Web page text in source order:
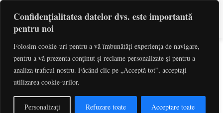
Confidențialitatea datelor dvs. este importantă
pentru noi
Folosim cookie-uri pentru a vă îmbunătăți experiența de navigare,
pentru a vă prezenta conținut și reclame personalizate și pentru a
analiza traficul nostru. Făcând clic pe „Acceptă tot”, acceptați
utilizarea cookie-urilor.
Personalizați Refuzare toate Acceptare toate
Etichetă: Impozit Pentru Hoteluri
Impozitul specific industriei ospitalității – o radiografie
la 6 luni de la intrarea în...
Redactia - septembrie 27, 2017